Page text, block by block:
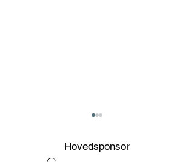
Hovedsponsor